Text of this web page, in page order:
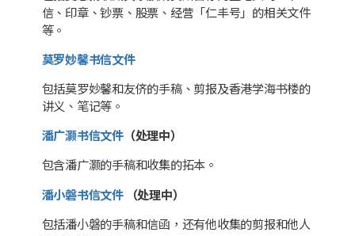
信、印章、钞票、股票、经营「仁丰号」的相关文件
等。
莫罗妙馨书信文件
包括莫罗妙馨和友侪的手稿、剪报及香港学海书楼的
讲义、笔记等。
潘广灏书信文件（处理中）
包含潘广灏的手稿和收集的拓本。
潘小磐书信文件（处理中）
包括潘小磐的手稿和信函，还有他收集的剪报和他人